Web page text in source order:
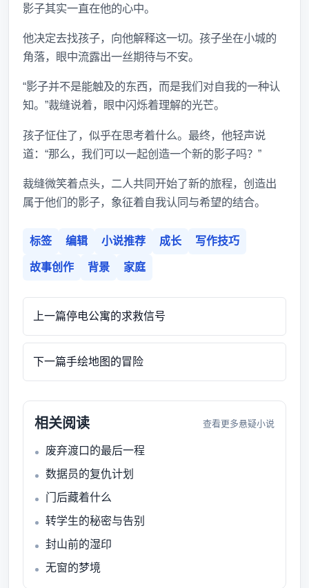
影子其实一直在他的心中。
他决定去找孩子，向他解释这一切。孩子坐在小城的
角落，眼中流露出一丝期待与不安。
“影子并不是能触及的东西，而是我们对自我的一种认
知。”裁缝说着，眼中闪烁着理解的光芒。
孩子怔住了，似乎在思考着什么。最终，他轻声说
道：“那么，我们可以一起创造一个新的影子吗？”
裁缝微笑着点头，二人共同开始了新的旅程，创造出
属于他们的影子，象征着自我认同与希望的结合。
标签 编辑 小说推荐 成长 写作技巧
故事创作 背景 家庭
上一篇停电公寓的求救信号
下一篇手绘地图的冒险
相关阅读 查看更多悬疑小说
废弃渡口的最后一程
数据员的复仇计划
门后藏着什么
转学生的秘密与告别
封山前的湿印
无窗的梦境